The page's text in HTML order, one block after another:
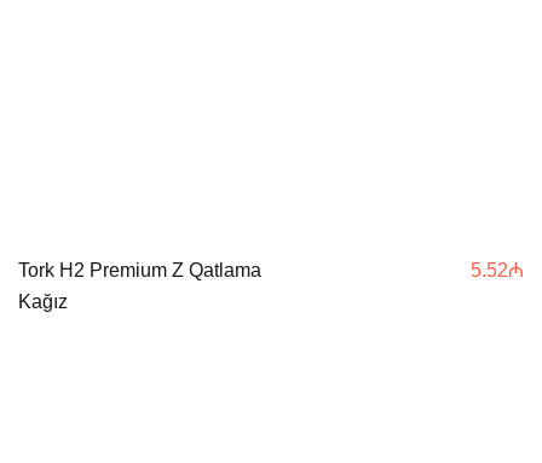
Tork H2 Premium Z Qatlama
Kağız
5.52₼